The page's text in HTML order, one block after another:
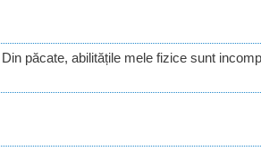
păcate, abilitățile mele fizice sunt